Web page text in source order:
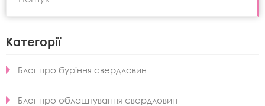
Категорії
Блог про буріння свердловин
Блог про облаштування свердловин